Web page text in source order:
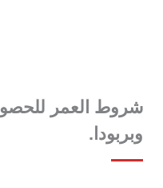
شروط العمر
وبربودا.